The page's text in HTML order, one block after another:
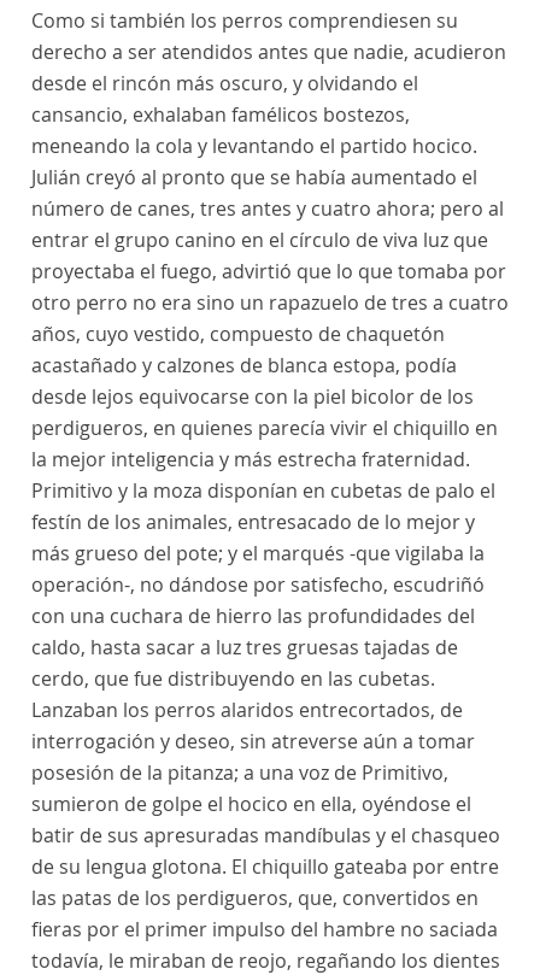
Como si también los perros comprendiesen su
derecho a ser atendidos antes que nadie, acudieron
desde el rincón más oscuro, y olvidando el
cansancio, exhalaban famélicos bostezos,
meneando la cola y levantando el partido hocico.
Julián creyó al pronto que se había aumentado el
número de canes, tres antes y cuatro ahora; pero al
entrar el grupo canino en el círculo de viva luz que
proyectaba el fuego, advirtió que lo que tomaba por
otro perro no era sino un rapazuelo de tres a cuatro
años, cuyo vestido, compuesto de chaquetón
acastañado y calzones de blanca estopa, podía
desde lejos equivocarse con la piel bicolor de los
perdigueros, en quienes parecía vivir el chiquillo en
la mejor inteligencia y más estrecha fraternidad.
Primitivo y la moza disponían en cubetas de palo el
festín de los animales, entresacado de lo mejor y
más grueso del pote; y el marqués -que vigilaba la
operación-, no dándose por satisfecho, escudriñó
con una cuchara de hierro las profundidades del
caldo, hasta sacar a luz tres gruesas tajadas de
cerdo, que fue distribuyendo en las cubetas.
Lanzaban los perros alaridos entrecortados, de
interrogación y deseo, sin atreverse aún a tomar
posesión de la pitanza; a una voz de Primitivo,
sumieron de golpe el hocico en ella, oyéndose el
batir de sus apresuradas mandíbulas y el chasqueo
de su lengua glotona. El chiquillo gateaba por entre
las patas de los perdigueros, que, convertidos en
fieras por el primer impulso del hambre no saciada
todavía, le miraban de reojo, regañando los dientes